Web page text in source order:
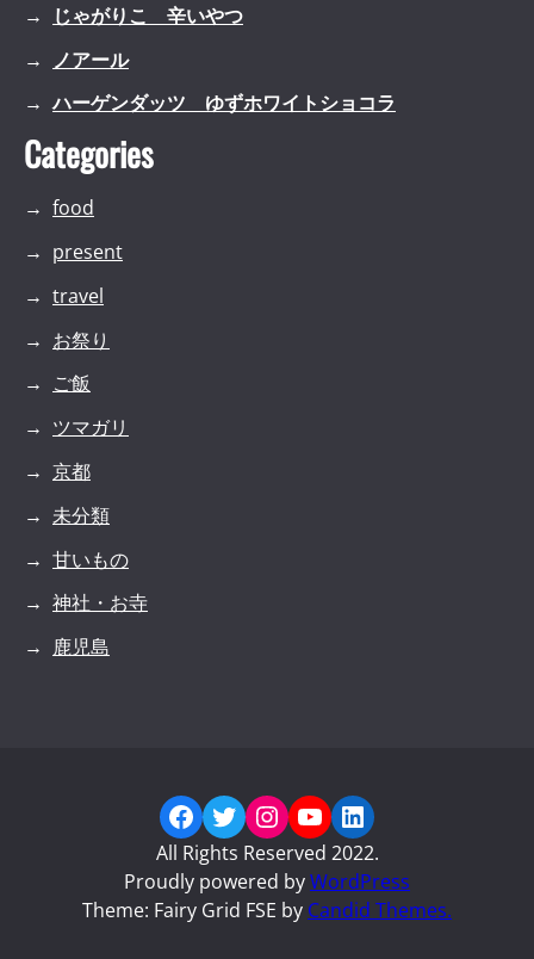
じゃがりこ 辛いやつ
ノアール
ハーゲンダッツ ゆずホワイトショコラ
Categories
food
present
travel
お祭り
ご飯
ツマガリ
京都
未分類
甘いもの
神社・お寺
鹿児島
Facebook
Twitter
Instagram
YouTube
LinkedIn
All Rights Reserved 2022.
Proudly powered byWordPress
Theme: Fairy Grid FSE by Candid Themes.